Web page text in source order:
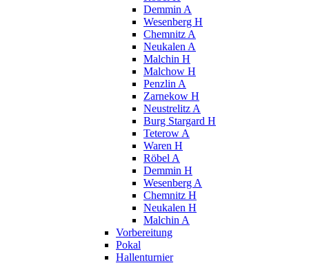
Demmin A
Wesenberg H
Chemnitz A
Neukalen A
Malchin H
Malchow H
Penzlin A
Zarnekow H
Neustrelitz A
Burg Stargard H
Teterow A
Waren H
Röbel A
Demmin H
Wesenberg A
Chemnitz H
Neukalen H
Malchin A
Vorbereitung
Pokal
Hallenturnier